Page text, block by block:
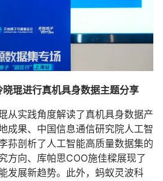
琨进行真机具身数据主题分享
从实践角度解读了真机具身数据产
成果、中国信息通信研究院人工智
荪剖析了人工智能高质量数据集的
方向、 库帕思COO施佳樑展现了
发展新趋势。此外， 蚂蚁灵波科